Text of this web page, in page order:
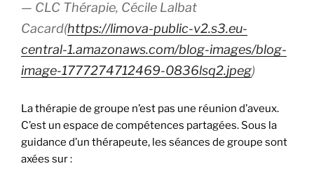
— CLC Thérapie, Cécile Lalbat
Cacard(https://limova-public-v2.s3.eu-
central-1.amazonaws.com/blog-images/blog-
image-1777274712469-0836lsq2.jpeg)
La thérapie de groupe n’est pas une réunion d’aveux.
C’est un espace de compétences partagées. Sous la
guidance d’un thérapeute, les séances de groupe sont
axées sur :